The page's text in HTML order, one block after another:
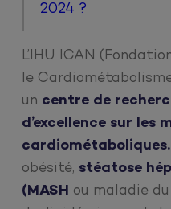
2024 ?
L’IHU ICAN
le
un centre de
d’excellence sur les
cardiométaboliques.
obésité, stéatose
(MASH ou maladie